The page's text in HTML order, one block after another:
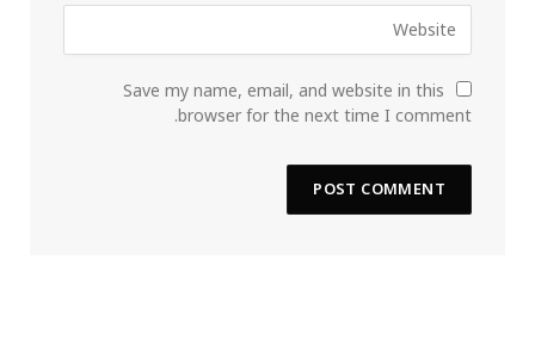
Save my name, email, and website in this
browser for the next time I comment.